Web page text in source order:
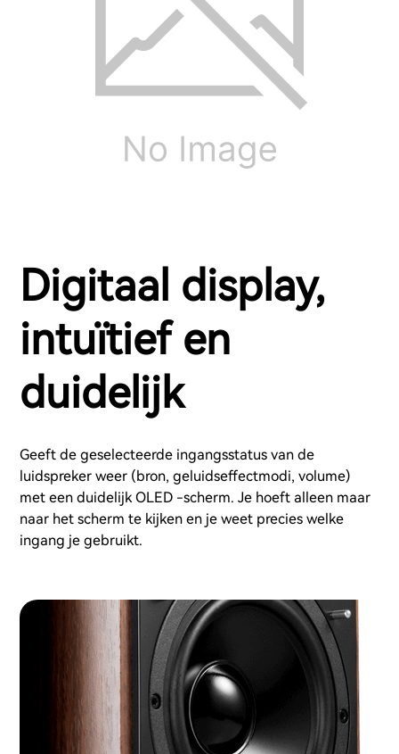
Digitaal display,
intuïtief en
duidelijk
Geeft de geselecteerde ingangsstatus van de
luidspreker weer (bron, geluidseffectmodi, volume)
met een duidelijk OLED -scherm. Je hoeft alleen maar
naar het scherm te kijken en je weet precies welke
ingang je gebruikt.